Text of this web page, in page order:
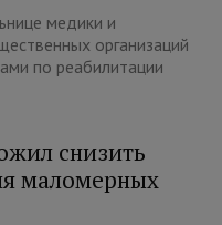
медики и
организаций
по реабилитации
снизить
маломерных